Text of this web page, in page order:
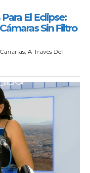
El Eclipse:
Sin Filtro
A Través Del